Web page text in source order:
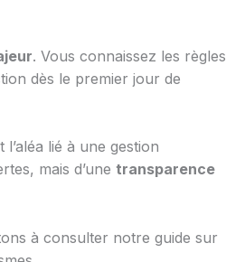
. Vous connaissez les règles
dès le premier jour de
lié à une gestion
mais d’une transparence
à consulter notre guide sur